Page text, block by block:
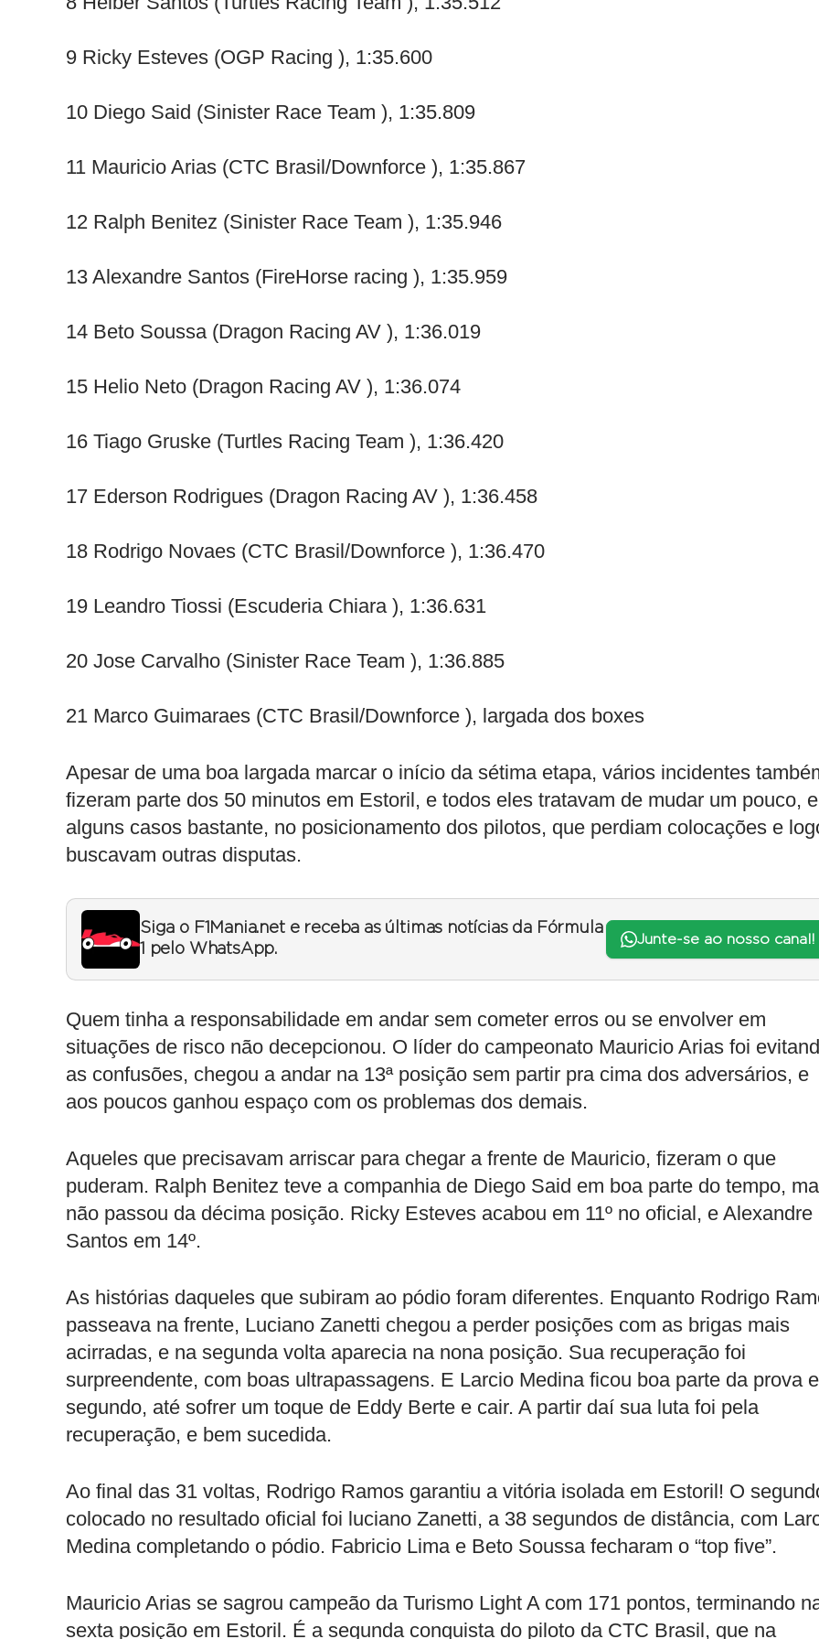
9 Ricky Esteves (OGP Racing ), 1:35.600
10 Diego Said (Sinister Race Team ), 1:35.809
11 Mauricio Arias (CTC Brasil/Downforce ), 1:35.867
12 Ralph Benitez (Sinister Race Team ), 1:35.946
13 Alexandre Santos (FireHorse racing ), 1:35.959
14 Beto Soussa (Dragon Racing AV ), 1:36.019
15 Helio Neto (Dragon Racing AV ), 1:36.074
16 Tiago Gruske (Turtles Racing Team ), 1:36.420
17 Ederson Rodrigues (Dragon Racing AV ), 1:36.458
18 Rodrigo Novaes (CTC Brasil/Downforce ), 1:36.470
19 Leandro Tiossi (Escuderia Chiara ), 1:36.631
20 Jose Carvalho (Sinister Race Team ), 1:36.885
21 Marco Guimaraes (CTC Brasil/Downforce ), largada dos boxes
Apesar de uma boa largada marcar o início da sétima etapa, vários incidentes
fizeram parte dos 50 minutos em Estoril, e todos eles tratavam de mudar um pouco,
alguns casos bastante, no posicionamento dos pilotos, que perdiam colocações e
buscavam outras disputas.
Siga o F1Mania.net e receba as últimas notícias da Fórmula
1 pelo WhatsApp.
Junte-se ao nosso canal!
Quem tinha a responsabilidade em andar sem cometer erros ou se envolver em
situações de risco não decepcionou. O líder do campeonato Mauricio Arias foi
as confusões, chegou a andar na 13ª posição sem partir pra cima dos adversários, e
aos poucos ganhou espaço com os problemas dos demais.
Aqueles que precisavam arriscar para chegar a frente de Mauricio, fizeram o que
puderam. Ralph Benitez teve a companhia de Diego Said em boa parte do tempo,
não passou da décima posição. Ricky Esteves acabou em 11º no oficial, e Alexandre
Santos em 14º.
As histórias daqueles que subiram ao pódio foram diferentes. Enquanto Rodrigo
passeava na frente, Luciano Zanetti chegou a perder posições com as brigas mais
acirradas, e na segunda volta aparecia na nona posição. Sua recuperação foi
surpreendente, com boas ultrapassagens. E Larcio Medina ficou boa parte da prova
segundo, até sofrer um toque de Eddy Berte e cair. A partir daí sua luta foi pela
recuperação, e bem sucedida.
Ao final das 31 voltas, Rodrigo Ramos garantiu a vitória isolada em Estoril! O
colocado no resultado oficial foi luciano Zanetti, a 38 segundos de distância, com
Medina completando o pódio. Fabricio Lima e Beto Soussa fecharam o “top five”.
Mauricio Arias se sagrou campeão da Turismo Light A com 171 pontos, terminando
sexta posição em Estoril. É a segunda conquista do piloto da CTC Brasil, que na